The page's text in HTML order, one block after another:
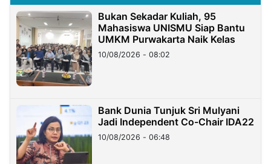
Bukan Sekadar Kuliah, 95
Mahasiswa UNISMU Siap Bantu
UMKM Purwakarta Naik Kelas
10/08/2026 - 08:02
Bank Dunia Tunjuk Sri Mulyani
Jadi Independent Co-Chair IDA22
10/08/2026 - 06:48